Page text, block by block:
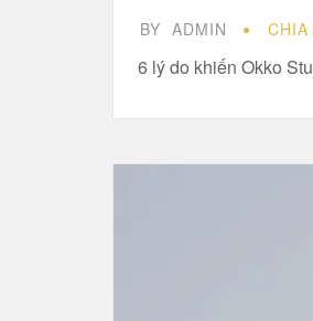
BY ADMIN CHIA
6 lý do khiến Okko